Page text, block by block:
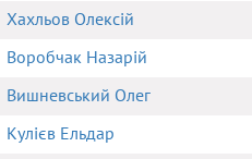
Хахльов Олексій
Воробчак Назарій
Вишневський Олег
Кулієв Ельдар